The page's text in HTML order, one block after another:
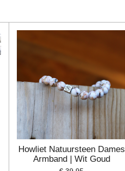
Howliet Natuursteen Dames
Armband | Wit Goud